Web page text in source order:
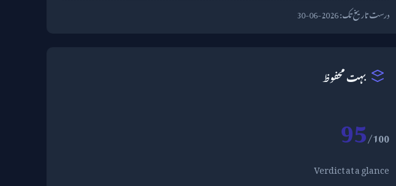
درست تاریخ تک:
بہت محفوظ
95/100
Verdict at a glance